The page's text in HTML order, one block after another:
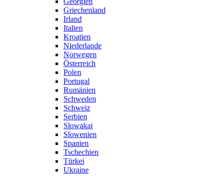
Griechenland
Irland
Italien
Kroatien
Niederlande
Norwegen
Österreich
Polen
Portugal
Rumänien
Schweden
Schweiz
Serbien
Slowakai
Slowenien
Spanien
Tschechien
Türkei
Ukraine